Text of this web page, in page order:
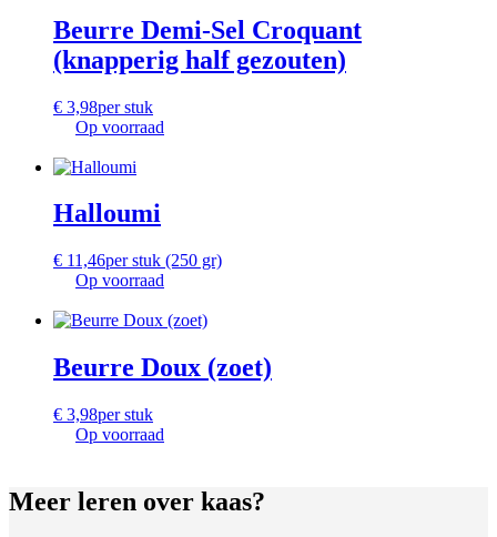
Beurre Demi-Sel Croquant
(knapperig half gezouten)
€ 3,98per stuk
Op voorraad
Halloumi
€ 11,46per stuk (250 gr)
Op voorraad
Beurre Doux (zoet)
€ 3,98per stuk
Op voorraad
Meer leren over kaas?